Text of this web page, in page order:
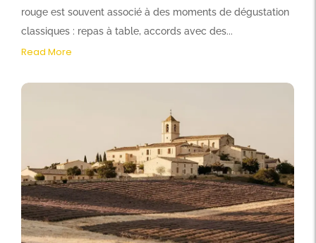
rouge est souvent associé à des moments de dégustation
classiques : repas à table, accords avec des...
Read More